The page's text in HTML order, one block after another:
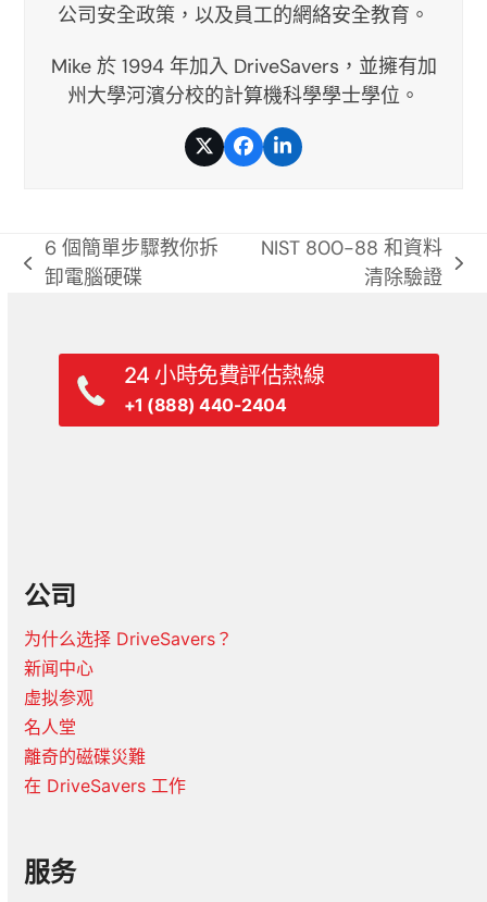
公司安全政策，以及員工的網絡安全教育。
Mike 於 1994 年加入 DriveSavers，並擁有加
州大學河濱分校的計算機科學學士學位。
推
特
臉
書
LinkedIn
previous
6 個簡單步驟教你拆
卸電腦硬碟
NIST 800-88 和資料
清除驗證
24 小時免費評估熱線
+1 (888) 440-2404
公司
为什么选择 DriveSavers？
新闻中心
虚拟参观
名人堂
離奇的磁碟災難
在 DriveSavers 工作
服务